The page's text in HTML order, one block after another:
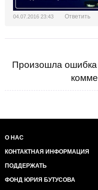
04.07.2016 23:43 Ответить
Произошла ошибка
О НАС
КОНТАКТНАЯ ИНФОРМАЦИЯ
ПОДДЕРЖАТЬ
ФОНД ЮРИЯ БУТУСОВА